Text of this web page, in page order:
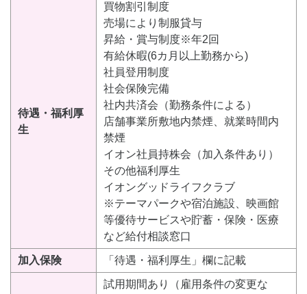
待遇・福利厚
生
買物割引制度
売場により制服貸与
昇給・賞与制度※年2回
有給休暇(6カ月以上勤務から)
社員登用制度
社会保険完備
社内共済会（勤務条件による）
店舗事業所敷地内禁煙、就業時間内
禁煙
イオン社員持株会（加入条件あり）
その他福利厚生
イオングッドライフクラブ
※テーマパークや宿泊施設、映画館
等優待サービスや貯蓄・保険・医療
など給付相談窓口
加入保険 「待遇・福利厚生」欄に記載
試用期間あり（雇用条件の変更な